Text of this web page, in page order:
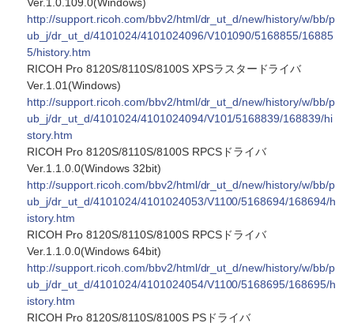
http://support.ricoh.com/bbv2/html/dr_ut_d/new/history/w/bb/p
ub_j/dr_ut_d/4101024/4101024096/V101090/5168855/16885
5/history.htm
RICOH Pro 8120S/8110S/8100S XPSラスタードライバ
Ver.1.01(Windows)
http://support.ricoh.com/bbv2/html/dr_ut_d/new/history/w/bb/p
ub_j/dr_ut_d/4101024/4101024094/V101/5168839/168839/hi
story.htm
RICOH Pro 8120S/8110S/8100S RPCSドライバ
Ver.1.1.0.0(Windows 32bit)
http://support.ricoh.com/bbv2/html/dr_ut_d/new/history/w/bb/p
ub_j/dr_ut_d/4101024/4101024053/V1100/5168694/168694/h
istory.htm
RICOH Pro 8120S/8110S/8100S RPCSドライバ
Ver.1.1.0.0(Windows 64bit)
http://support.ricoh.com/bbv2/html/dr_ut_d/new/history/w/bb/p
ub_j/dr_ut_d/4101024/4101024054/V1100/5168695/168695/h
istory.htm
RICOH Pro 8120S/8110S/8100S PSドライバ